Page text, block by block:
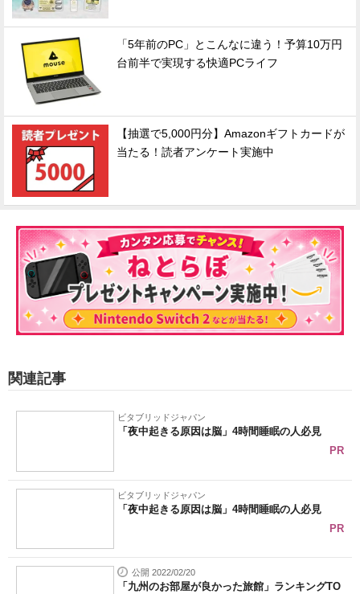
「5年前のPC」とこんなに違う！予算10万円
台前半で実現する快適PCライフ
【抽選で5,000円分】Amazonギフトカードが
当たる！読者アンケート実施中
関連記事
ビタブリッドジャパン
「夜中起きる原因は脳」4時間睡眠の人必見
PR
ビタブリッドジャパン
「夜中起きる原因は脳」4時間睡眠の人必見
PR
公開 2022/02/20
「九州のお部屋が良かった旅館」ランキングTO